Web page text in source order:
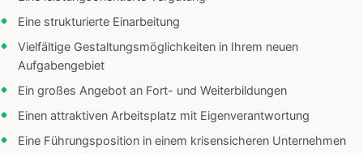
Eine strukturierte Einarbeitung
Vielfältige Gestaltungsmöglichkeiten in Ihrem neuen
Aufgabengebiet
Ein großes Angebot an Fort- und Weiterbildungen
Einen attraktiven Arbeitsplatz mit Eigenverantwortung
Eine Führungsposition in einem krisensicheren Unternehmen